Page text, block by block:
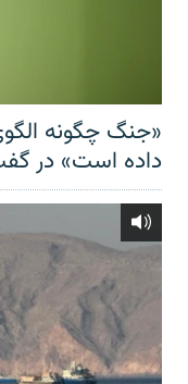
«جنگ چگونه
داده است» در